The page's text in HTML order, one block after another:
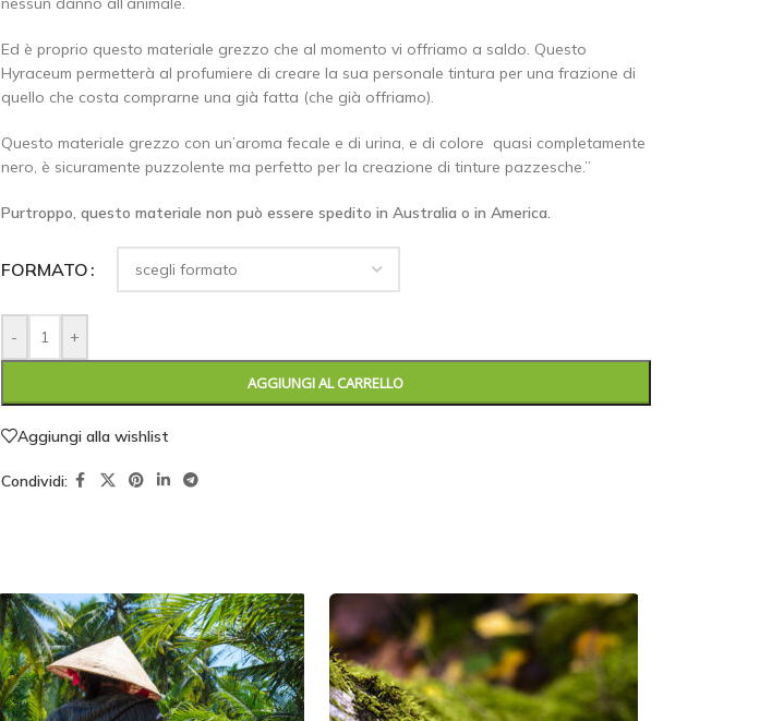
Ed è proprio questo materiale grezzo che al momento vi offriamo a saldo. Questo
Hyraceum permetterà al profumiere di creare la sua personale tintura per una frazione di
quello che costa comprarne una già fatta (che già offriamo).
Questo materiale grezzo con un’aroma fecale e di urina, e di colore quasi completamente
nero, è sicuramente puzzolente ma perfetto per la creazione di tinture pazzesche.”
Purtroppo, questo materiale non può essere spedito in Australia o in America.
FORMATO
- +
AGGIUNGI AL CARRELLO
Aggiungi alla wishlist
Condividi: